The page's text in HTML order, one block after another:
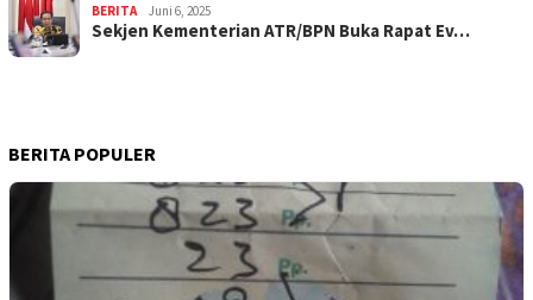
BERITA Juni 6, 2025
Sekjen Kementerian ATR/BPN Buka Rapat Ev…
BERITA POPULER